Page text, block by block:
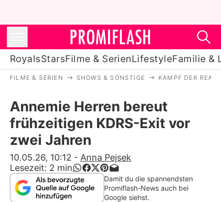
RoyalsStarsFilme & SerienLifestyleFamilie &
Stars
Filme & Serien
Lifestyle
Familie & Liebe
Promiflash Exklusiv
FILME & SERIEN SHOWS & SONSTIGE KAMPF DER
Annemie Herren bereut
frühzeitigen KDRS-Exit vor
zwei Jahren
10.05.26, 10:12 - Anna Pejsek
Lesezeit: 2 min
Damit du die spannendsten
Promiflash-News auch bei
Google siehst.